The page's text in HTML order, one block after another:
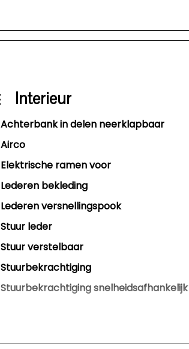
Interieur
Achterbank in delen neerklapbaar
Airco
Elektrische ramen voor
Lederen bekleding
Lederen versnellingspook
Stuur leder
Stuur verstelbaar
Stuurbekrachtiging
Stuurbekrachtiging snelheidsafhankelijk